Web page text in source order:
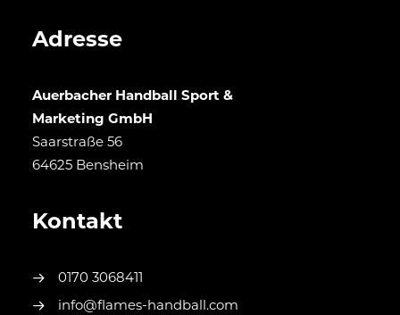
Adresse
Auerbacher Handball Sport &
Marketing GmbH
Saarstraße 56
64625 Bensheim
Kontakt
0170 3068411
info@flames-handball.com